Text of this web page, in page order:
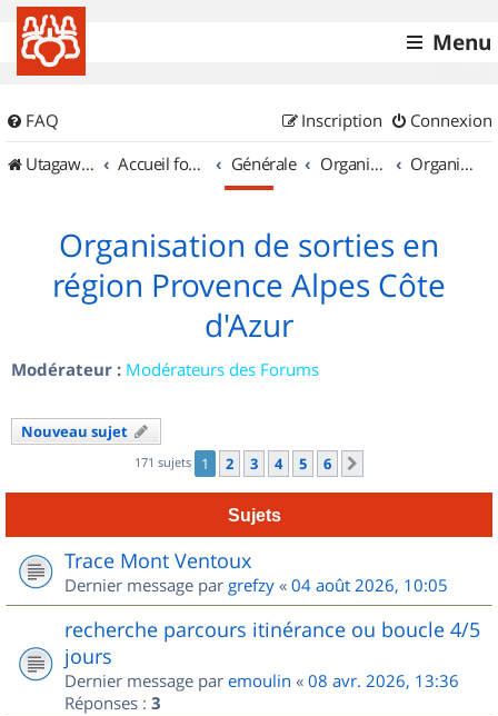
Menu
FAQ Connexion
Inscription
UtagawaVTT (Randos VTT et VTTAE avec traces GPS)
Accueil forum Générale Organisation de sorties & Recherche de partenaires Organisation de sorties en région Provence Alpes Côte d'Azur
Organisation de sorties en
région Provence Alpes Côte
d'Azur
Modérateur : Modérateurs des Forums
Nouveau sujet
171 sujets 1 2 3 4 5 6
Sujets
Trace Mont Ventoux
Dernier message par grefzy « 04 août 2026, 10:05
recherche parcours itinérance ou boucle 4/5
jours
Dernier message par emoulin « 08 avr. 2026, 13:36
Réponses : 3